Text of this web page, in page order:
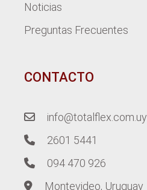
Noticias
Preguntas Frecuentes
CONTACTO
info@totalflex.com.uy
2601 5441
094 470 926
Montevideo, Uruguay